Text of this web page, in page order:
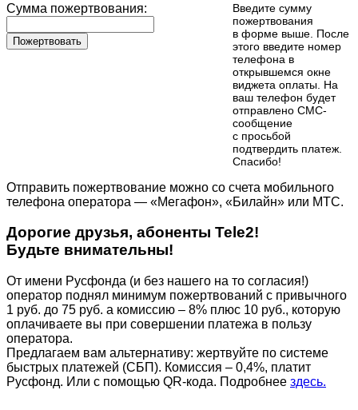
Сумма пожертвования:
Пожертвовать
Введите сумму
пожертвования
в форме выше. После
этого введите номер
телефона в
открывшемся окне
виджета оплаты. На
ваш телефон будет
отправлено СМС-
сообщение
с просьбой
подтвердить платеж.
Cпасибо!
Отправить пожертвование можно со счета мобильного
телефона оператора — «Мегафон», «Билайн» или МТС.
Дорогие друзья, абоненты Tele2!
Будьте внимательны!
От имени Русфонда (и без нашего на то согласия!)
оператор поднял минимум пожертвований с привычного
1 руб. до 75 руб. а комиссию – 8% плюс 10 руб., которую
оплачиваете вы при совершении платежа в пользу
оператора.
Предлагаем вам альтернативу: жертвуйте по cистеме
быстрых платежей (СБП). Комиссия – 0,4%, платит
Русфонд. Или с помощью QR-кода. Подробнее здесь.